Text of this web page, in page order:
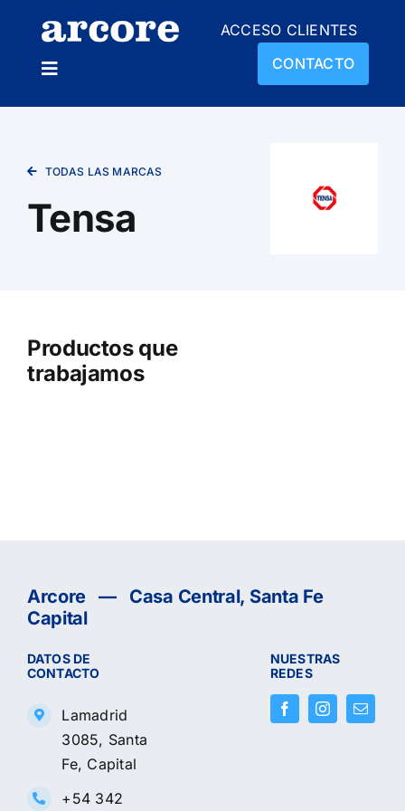
content
Toggle
PRODUCTOS
SUCURSALES
ACCESO CLIENTES
CONTACTO
TODAS LAS MARCAS
Tensa
Productos que
trabajamos
Arcore — Casa Central, Santa Fe
Capital
DATOS DE
CONTACTO
Lamadrid
3085, Santa
Fe, Capital
+54 342
NUESTRAS
REDES